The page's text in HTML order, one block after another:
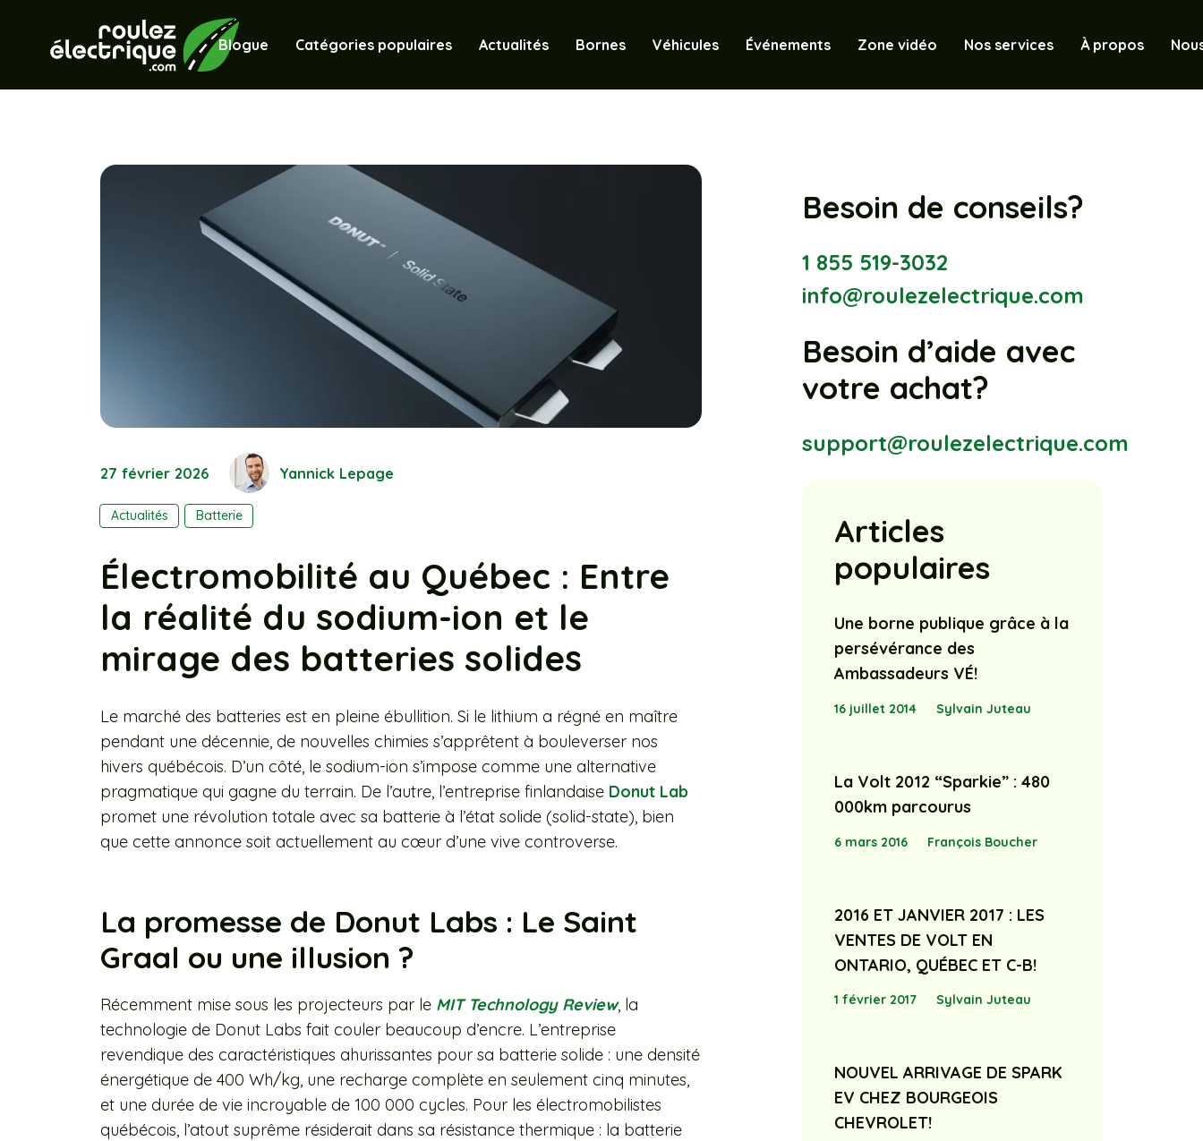
Blogue Catégories populaires Actualités Bornes Véhicules Événements Zone vidéo Nos services À propos
27 février 2026 Yannick Lepage
Actualités Batterie
Électromobilité au Québec : Entre
la réalité du sodium-ion et le
mirage des batteries solides
Le marché des batteries est en pleine ébullition. Si le lithium a régné en maître
pendant une décennie, de nouvelles chimies s’apprêtent à bouleverser nos
hivers québécois. D’un côté, le sodium-ion s’impose comme une alternative
pragmatique qui gagne du terrain. De l’autre, l’entreprise finlandaise Donut Lab
promet une révolution totale avec sa batterie à l’état solide (solid-state), bien
que cette annonce soit actuellement au cœur d’une vive controverse.
La promesse de Donut Labs : Le Saint
Graal ou une illusion ?
Récemment mise sous les projecteurs par le MIT Technology Review, la
technologie de Donut Labs fait couler beaucoup d’encre. L’entreprise
revendique des caractéristiques ahurissantes pour sa batterie solide : une densité
énergétique de 400 Wh/kg, une recharge complète en seulement cinq minutes,
et une durée de vie incroyable de 100 000 cycles. Pour les électromobilistes
québécois, l’atout suprême résiderait dans sa résistance thermique : la batterie
Besoin de conseils?
1 855 519-3032
info@roulezelectrique.com
Besoin d’aide avec
votre achat?
support@roulezelectrique.com
Articles
populaires
Une borne publique grâce à la
persévérance des
Ambassadeurs VÉ!
16 juillet 2014 Sylvain Juteau
La Volt 2012 “Sparkie” : 480
000km parcourus
6 mars 2016 François Boucher
2016 ET JANVIER 2017 : LES
VENTES DE VOLT EN
ONTARIO, QUÉBEC ET C-B!
1 février 2017 Sylvain Juteau
NOUVEL ARRIVAGE DE SPARK
EV CHEZ BOURGEOIS
CHEVROLET!